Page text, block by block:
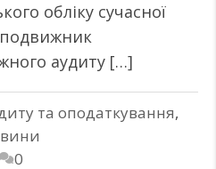
обліку сучасної
аудиту […]
та оподаткування,
0